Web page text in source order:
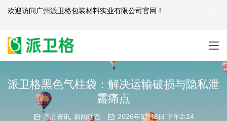
派卫格黑色气柱袋：解决运输破损与隐私泄
露痛点
产品资讯, 新闻动态 2026年5月18日 下午2:24
欢迎访问广州派卫格包装材料实业有限公司官网 ！